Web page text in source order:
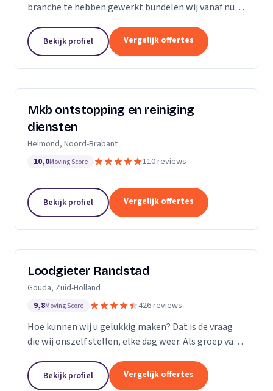
branche te hebben gewerkt bundelen wij vanaf nu
ventilatie zijn wij multi-inzetbaar. Wij focussen ons...
Bekijk profiel Vergelijk offertes
Mkb ontstopping en reiniging
diensten
Helmond, Noord-Brabant
10,0Moving Score 110 reviews
Bekijk profiel Vergelijk offertes
Loodgieter Randstad
Gouda, Zuid-Holland
9,8Moving Score 426 reviews
Hoe kunnen wij u gelukkig maken? Dat is de vraag
die wij onszelf stellen, elke dag weer. Als groep van
maatwerk bij calamiteiten en in de woningbouw.
Bekijk profiel Vergelijk offertes